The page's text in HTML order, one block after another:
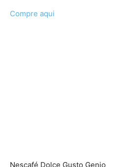
Compre aqui
Nescafé Dolce Gusto Genio